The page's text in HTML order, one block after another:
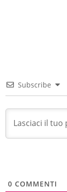
Subscribe
0 COMMENTI